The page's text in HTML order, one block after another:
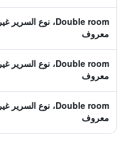
Double room، نوع السرير غير
معروف
Double room، نوع السرير غير
معروف
Double room، نوع السرير غير
معروف